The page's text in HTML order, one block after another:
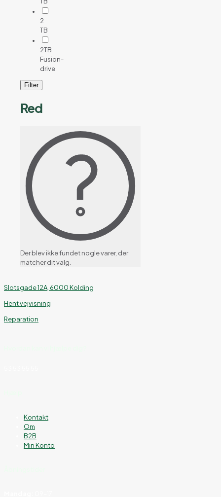
Red
Der blev ikke fundet nogle varer, der
matcher dit valg.
2
TB
2TB
Fusion-
drive
Filter
Slotsgade 12A, 6000 Kolding
Hent vejvisning
Reparation
Kontakt
Om
B2B
Min Konto